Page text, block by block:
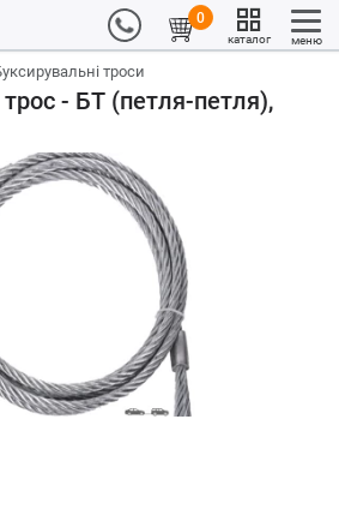
0
каталог меню
троси
- БТ (петля-петля),